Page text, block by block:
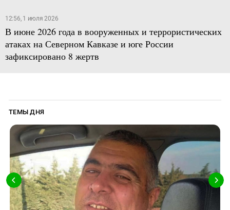
12:56, 1 июля 2026
В июне 2026 года в вооруженных и террористических
атаках на Северном Кавказе и юге России
зафиксировано 8 жертв
ТЕМЫ ДНЯ